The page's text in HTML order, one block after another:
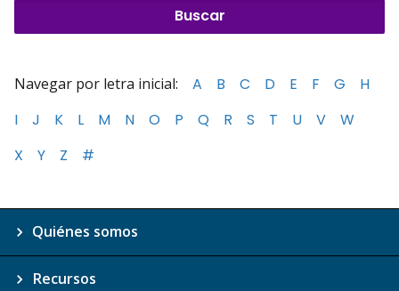
Navegar por letra inicial: A B C D E F G
H
I
J K L M N O P Q R S T U V
W
X
Y Z #
Quiénes somos
Recursos